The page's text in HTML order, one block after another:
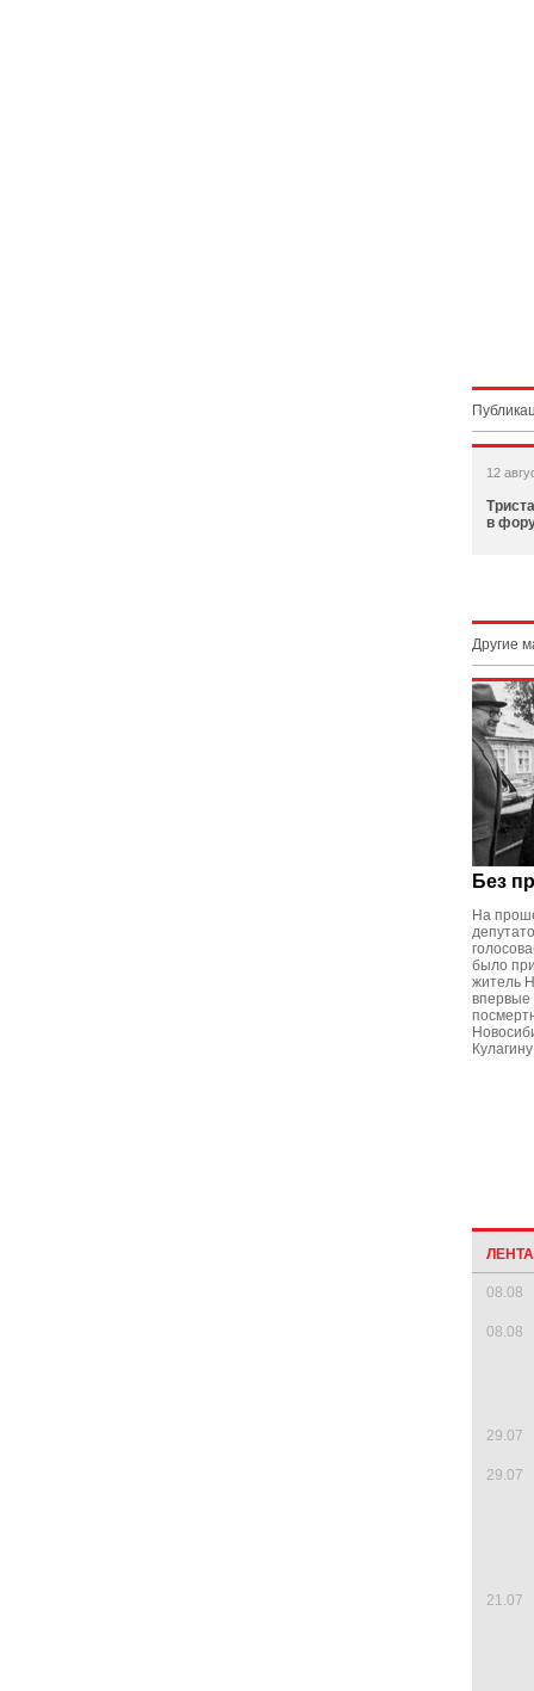
12
в
Другие
Без
На
было
житель
впервые
08.08
08.08
29.07
29.07
21.07